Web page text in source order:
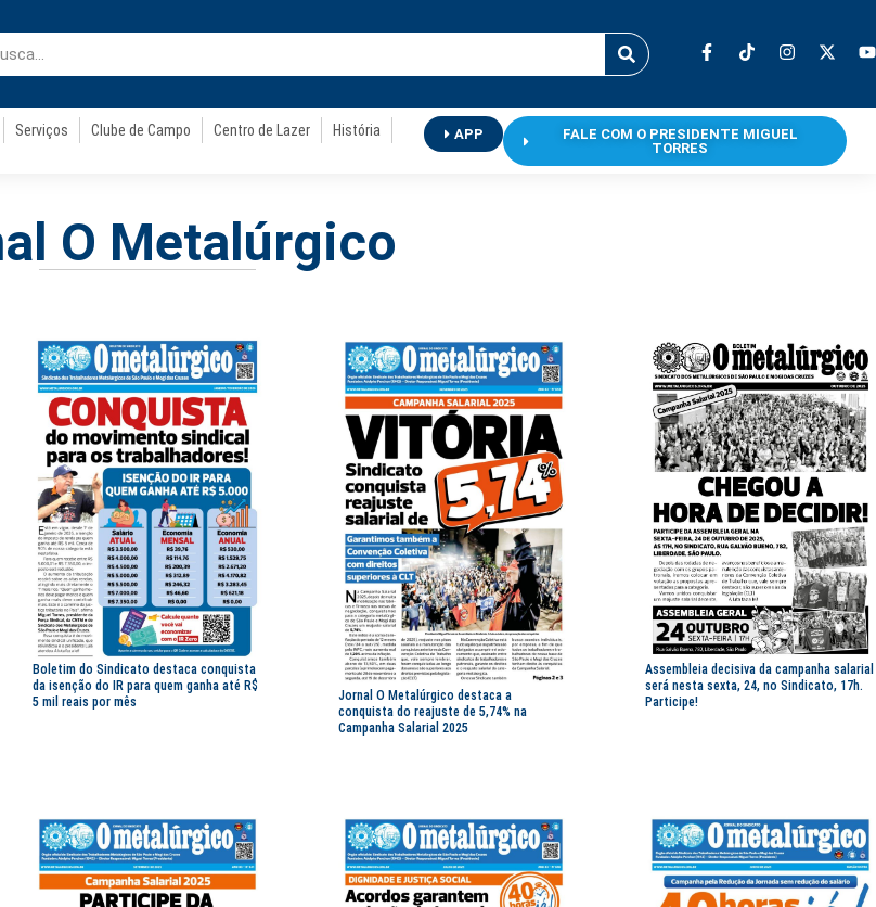
Serviços Clube de Campo Centro de Lazer
História
APP
FALE COM O PRESIDENTE MIGUEL
TORRES
O Metalúrgico
Boletim do Sindicato destaca conquista
da isenção do IR para quem ganha até R$
5 mil reais por mês
Jornal O Metalúrgico destaca a
conquista do reajuste de 5,74% na
Campanha Salarial 2025
Assembleia decisiva da campanha salarial
será nesta sexta, 24, no Sindicato, 17h.
Participe!